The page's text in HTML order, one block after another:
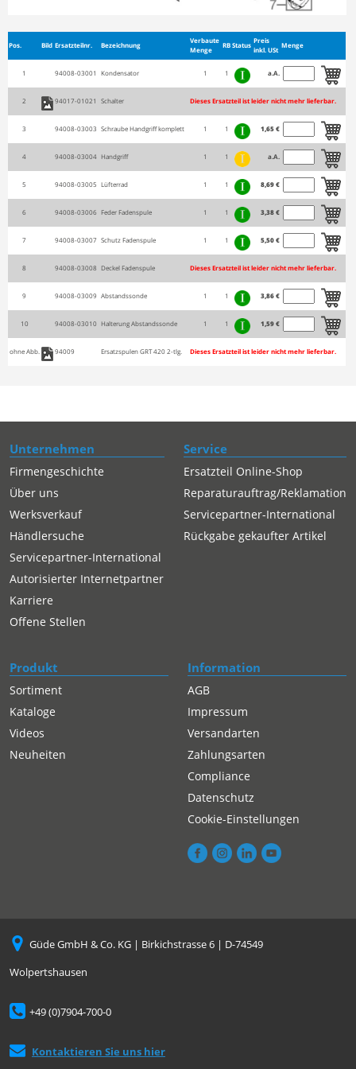
Pos. Bild Ersatzteilnr. Bezeichnung
Verbaute
Menge
RBStatus
Preis
inkl. USt
Menge
1 94008-03001 Kondensator 1 1 a.A.
2 94017-01021 Schalter Dieses Ersatzteil ist leider nicht mehr lieferbar.
3 94008-03003 Schraube Handgriff komplett 1 1 1,65 €
4 94008-03004 Handgriff 1 1 a.A.
5 94008-03005 Lüfterrad 1 1 8,69 €
6 94008-03006 Feder Fadenspule 1 1 3,38 €
7 94008-03007 Schutz Fadenspule 1 1 5,50 €
8 94008-03008 Deckel Fadenspule Dieses Ersatzteil ist leider nicht mehr lieferbar.
9 94008-03009 Abstandssonde 1 1 3,86 €
10 94008-03010 Halterung Abstandssonde 1 1 1,59 €
ohne Abb. 94009 Ersatzspulen GRT 420 2-tlg. Dieses Ersatzteil ist leider nicht mehr lieferbar.
Unternehmen
Firmengeschichte
Über uns
Werksverkauf
Händlersuche
Servicepartner-International
Autorisierter Internetpartner
Karriere
Offene Stellen
Service
Ersatzteil Online-Shop
Reparaturauftrag/Reklamation
Servicepartner-International
Rückgabe gekaufter Artikel
Produkt
Sortiment
Kataloge
Videos
Neuheiten
Information
AGB
Impressum
Versandarten
Zahlungsarten
Compliance
Datenschutz
Cookie-Einstellungen
Güde GmbH & Co. KG | Birkichstrasse 6 | D-74549
Wolpertshausen
+49 (0)7904-700-0
Kontaktieren Sie uns hier